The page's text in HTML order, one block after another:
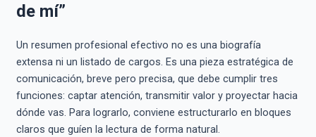
de mí”
Un resumen profesional efectivo no es una biografía
extensa ni un listado de cargos. Es una pieza estratégica de
comunicación, breve pero precisa, que debe cumplir tres
funciones: captar atención, transmitir valor y proyectar hacia
dónde vas. Para lograrlo, conviene estructurarlo en bloques
claros que guíen la lectura de forma natural.